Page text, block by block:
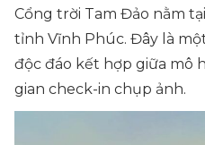
Cổng trời Tam Đảo nằm
tỉnh Vĩnh Phúc. Đây là
độc đáo kết hợp giữa mô
gian check-in chụp ảnh.